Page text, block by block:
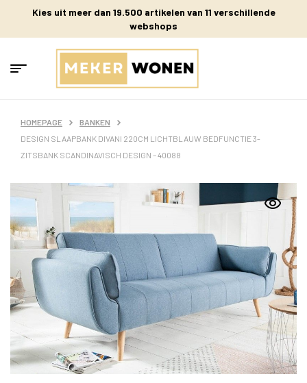
Kies uit meer dan 19.500 artikelen van 11 verschillende
webshops
HOMEPAGE
BANKEN
DESIGN SLAAPBANK DIVANI 220CM LICHTBLAUW BEDFUNCTIE 3-
ZITSBANK SCANDINAVISCH DESIGN – 40088